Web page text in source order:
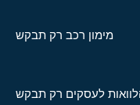
מימון רכב רק תבקש
לעסקים רק תבקש